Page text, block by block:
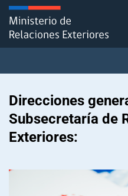
Click acá para ir directamente
Ministerio
Embajadas y consulados
Direcciones
Subsecretaría de
Exteriores: